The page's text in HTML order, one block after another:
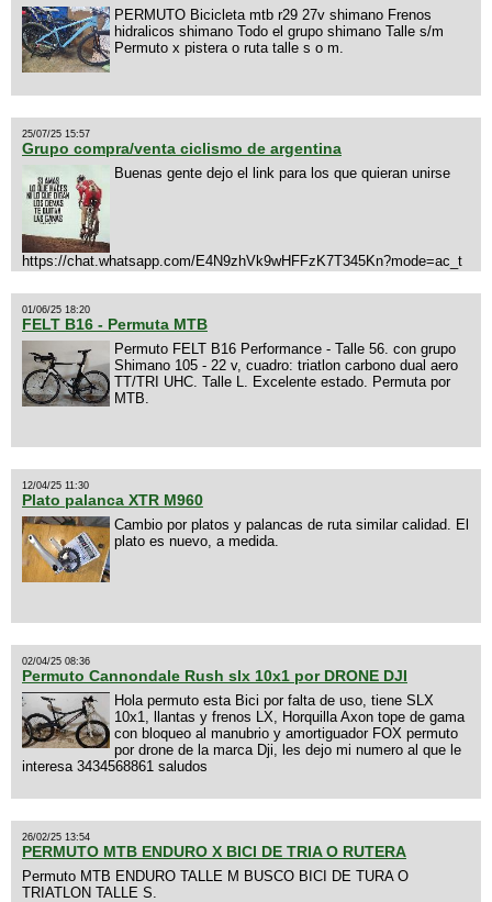
PERMUTO Bicicleta mtb r29 27v shimano Frenos
hidralicos shimano Todo el grupo shimano Talle s/m
Permuto x pistera o ruta talle s o m.
25/07/25 15:57
Grupo compra/venta ciclismo de argentina
Buenas gente dejo el link para los que quieran unirse
https://chat.whatsapp.com/E4N9zhVk9wHFFzK7T345Kn?mode=ac_t
01/06/25 18:20
FELT B16 - Permuta MTB
Permuto FELT B16 Performance - Talle 56. con grupo
Shimano 105 - 22 v, cuadro: triatlon carbono dual aero
TT/TRI UHC. Talle L. Excelente estado. Permuta por
MTB.
12/04/25 11:30
Plato palanca XTR M960
Cambio por platos y palancas de ruta similar calidad. El
plato es nuevo, a medida.
02/04/25 08:36
Permuto Cannondale Rush slx 10x1 por DRONE DJI
Hola permuto esta Bici por falta de uso, tiene SLX
10x1, llantas y frenos LX, Horquilla Axon tope de gama
con bloqueo al manubrio y amortiguador FOX permuto
por drone de la marca Dji, les dejo mi numero al que le
interesa 3434568861 saludos
26/02/25 13:54
PERMUTO MTB ENDURO X BICI DE TRIA O RUTERA
Permuto MTB ENDURO TALLE M BUSCO BICI DE TURA O
TRIATLON TALLE S.